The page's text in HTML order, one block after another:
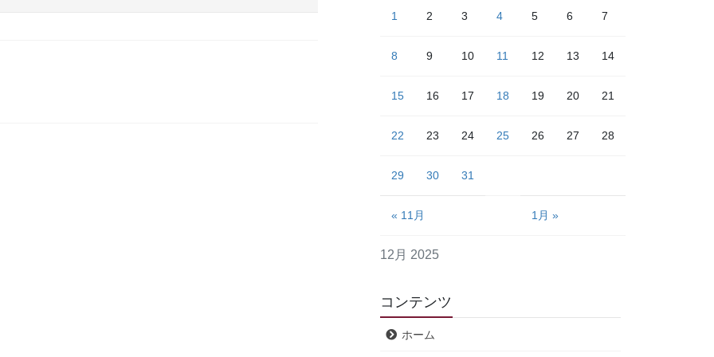
12月 2025
1 2 3 4 5 6 7
8 9 10 11 12 13 14
15 16 17 18 19 20 21
22 23 24 25 26 27 28
29 30 31
« 11月 1月 »
コンテンツ
ホーム